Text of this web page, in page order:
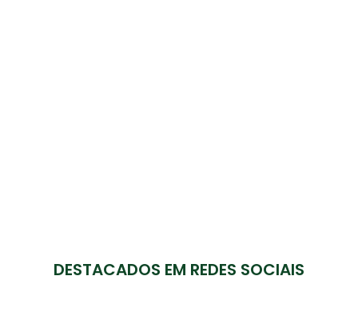
DESTACADOS EM REDES SOCIAIS